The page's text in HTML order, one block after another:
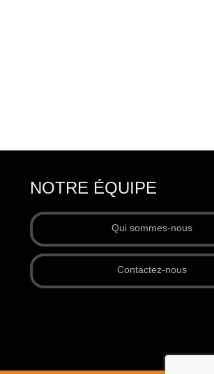
NOTRE ÉQUIPE
Qui sommes-nous
Contactez-nous